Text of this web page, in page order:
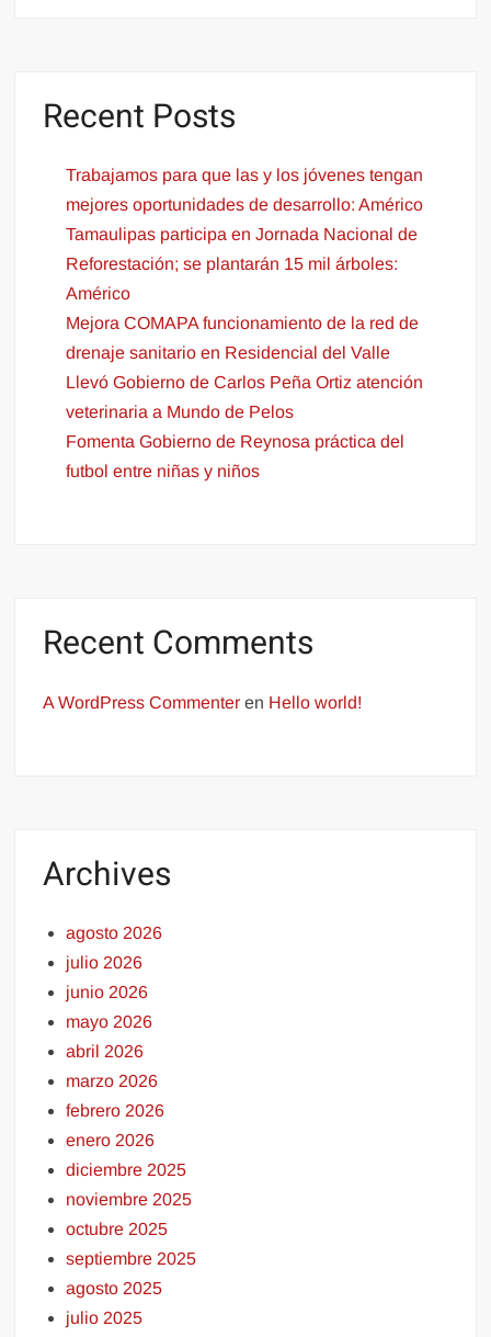
Recent Posts
Trabajamos para que las y los jóvenes tengan
mejores oportunidades de desarrollo: Américo
Tamaulipas participa en Jornada Nacional de
Reforestación; se plantarán 15 mil árboles:
Américo
Mejora COMAPA funcionamiento de la red de
drenaje sanitario en Residencial del Valle
Llevó Gobierno de Carlos Peña Ortiz atención
veterinaria a Mundo de Pelos
Fomenta Gobierno de Reynosa práctica del
futbol entre niñas y niños
Recent Comments
A WordPress Commenter en Hello world!
Archives
agosto 2026
julio 2026
junio 2026
mayo 2026
abril 2026
marzo 2026
febrero 2026
enero 2026
diciembre 2025
noviembre 2025
octubre 2025
septiembre 2025
agosto 2025
julio 2025